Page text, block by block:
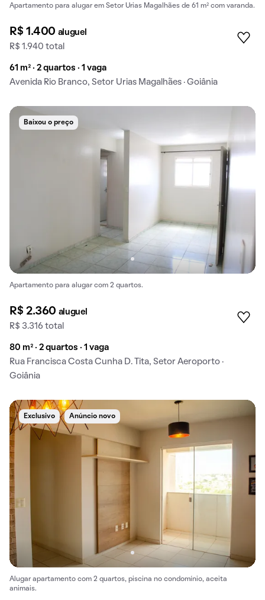
Apartamento para alugar em Setor Urias Magalhães de 61 m² com varanda.
R$ 1.400 aluguel
R$ 1.940 total
61 m² · 2 quartos · 1 vaga
Avenida Rio Branco, Setor Urias Magalhães · Goiânia
Baixou o preço
Apartamento para alugar com 2 quartos.
R$ 2.360 aluguel
R$ 3.316 total
80 m² · 2 quartos · 1 vaga
Rua Francisca Costa Cunha D. Tita, Setor Aeroporto ·
Goiânia
Exclusivo Anúncio novo
Alugar apartamento com 2 quartos, piscina no condomínio, aceita
animais.